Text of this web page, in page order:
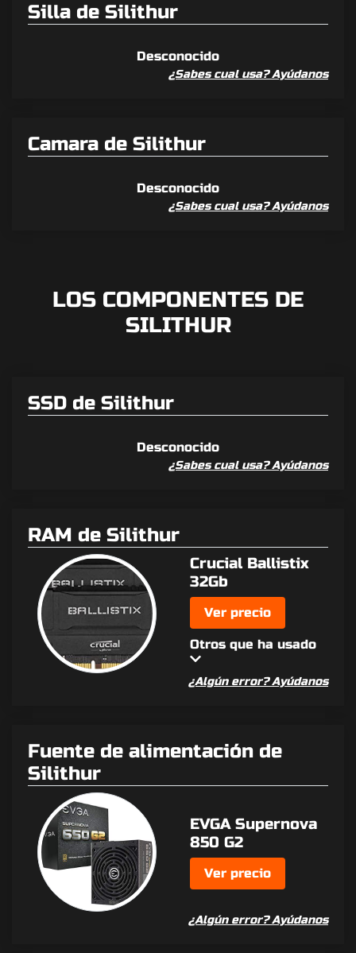
Silla de Silithur
Desconocido
¿Sabes cual usa? Ayúdanos
Camara de Silithur
Desconocido
¿Sabes cual usa? Ayúdanos
LOS COMPONENTES DE
SILITHUR
SSD de Silithur
Desconocido
¿Sabes cual usa? Ayúdanos
RAM de Silithur
Crucial Ballistix
32Gb
Ver precio
Otros que ha usado
¿Algún error? Ayúdanos
Fuente de alimentación de
Silithur
EVGA Supernova
850 G2
Ver precio
¿Algún error? Ayúdanos